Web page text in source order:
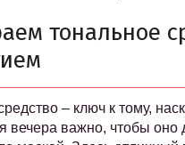
тональное
– ключ к тому,
вечера важно, чтобы оно